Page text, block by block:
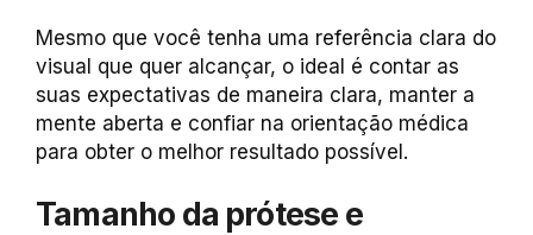
Mesmo que você tenha uma referência clara do
visual que quer alcançar, o ideal é contar as
suas expectativas de maneira clara, manter a
mente aberta e confiar na orientação médica
para obter o melhor resultado possível.
Tamanho da prótese e